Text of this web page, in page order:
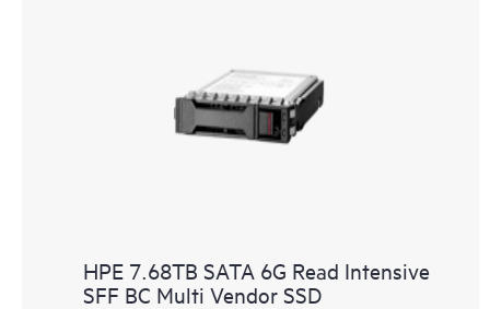
HPE 7.68TB SATA 6G Read Intensive
SFF BC Multi Vendor SSD